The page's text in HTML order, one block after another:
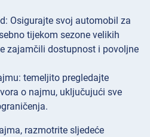
Osigurajte svoj automobil za
tijekom sezone velikih
zajamčili dostupnost i povoljne
temeljito pregledajte
o najmu, uključujući sve
razmotrite sljedeće